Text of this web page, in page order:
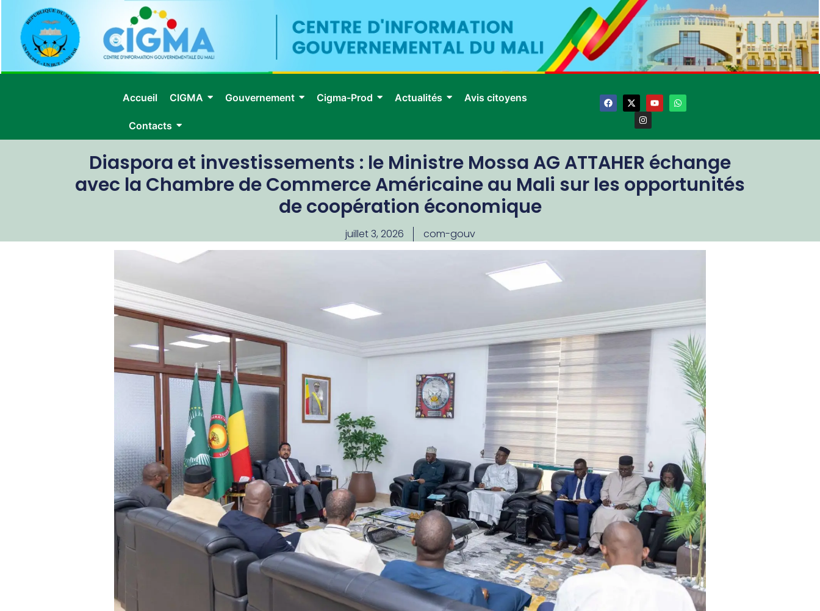
Accueil CIGMA Gouvernement Cigma-Prod Actualités Avis citoyens
Contacts
Diaspora et investissements : le Ministre Mossa AG ATTAHER échange
avec la Chambre de Commerce Américaine au Mali sur les opportunités
de coopération économique
juillet 3, 2026 com-gouv